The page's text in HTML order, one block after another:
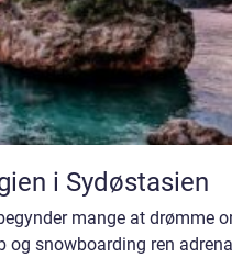
i Sydøstasien
mange at drømme
og snowboarding ren